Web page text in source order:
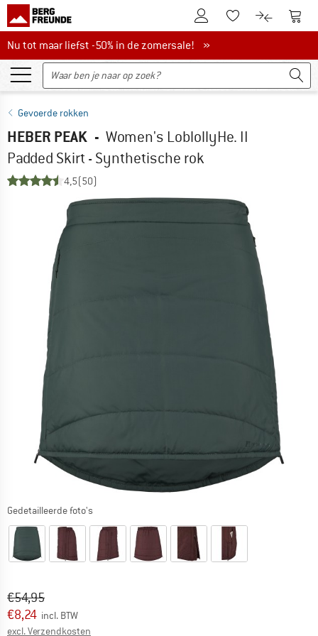
De klantenaccount
Naar deNaar de
Nu tot maar liefst -50% in de zomersale!
Nu tot maar liefst -50% in de zomersale! »
Gevoerde rokken
HEBER PEAK - Women's LoblollyHe. II
Padded Skirt - Synthetische rok
4,5(50)
Gedetailleerde foto's
Oorspronkelijke prijs :
€54,95
Prijs:
€8,24 incl. BTW
excl. Verzendkosten